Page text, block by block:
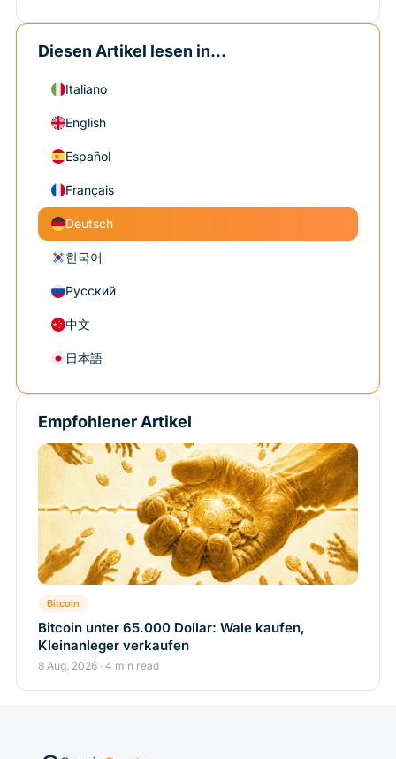
Diesen Artikel lesen in...
Italiano
English
Español
Français
Deutsch
한국어
Русский
中文
日本語
Empfohlener Artikel
Bitcoin
Bitcoin unter 65.000 Dollar: Wale kaufen,
Kleinanleger verkaufen
8 Aug. 2026 · 4 min read